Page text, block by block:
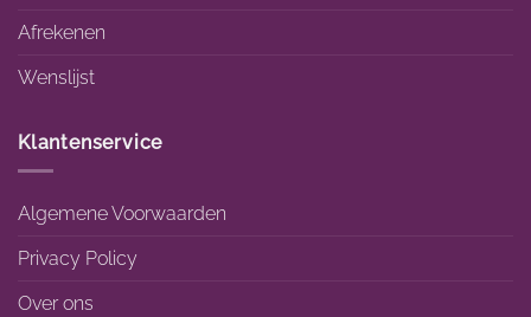
Afrekenen
Wenslijst
Klantenservice
Algemene Voorwaarden
Privacy Policy
Over ons